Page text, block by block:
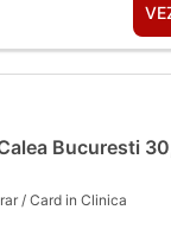
Bucuresti
/ Card in Clinica